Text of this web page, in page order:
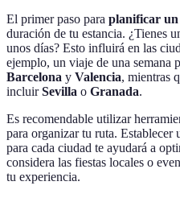
El primer paso para planificar un
duración de tu estancia. ¿Tienes
unos días? Esto influirá en las
ejemplo, un viaje de una semana
Barcelona y Valencia, mientras
incluirSevilla o Granada.
Es recomendable utilizar
para organizar tu ruta. Establecer
para cada ciudad te ayudará a
considera las fiestas locales o
tu experiencia.